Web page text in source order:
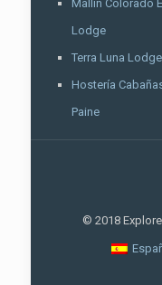
Mallin Colorado
Lodge
Terra Luna Lodge
Hostería
Paine
© 2018